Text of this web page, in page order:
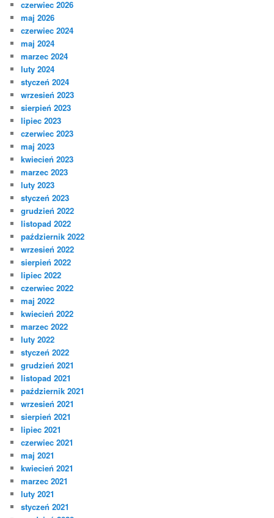
czerwiec 2026
maj 2026
czerwiec 2024
maj 2024
marzec 2024
luty 2024
styczeń 2024
wrzesień 2023
sierpień 2023
lipiec 2023
czerwiec 2023
maj 2023
kwiecień 2023
marzec 2023
luty 2023
styczeń 2023
grudzień 2022
listopad 2022
październik 2022
wrzesień 2022
sierpień 2022
lipiec 2022
czerwiec 2022
maj 2022
kwiecień 2022
marzec 2022
luty 2022
styczeń 2022
grudzień 2021
listopad 2021
październik 2021
wrzesień 2021
sierpień 2021
lipiec 2021
czerwiec 2021
maj 2021
kwiecień 2021
marzec 2021
luty 2021
styczeń 2021